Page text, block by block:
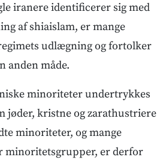
iranere identificerer sig med
af shiaislam, er mange
udlægning og fortolker
anden måde.
minoriteter undertrykkes
jøder, kristne og zarathustriere
minoriteter, og mange
minoritetsgrupper, er derfor